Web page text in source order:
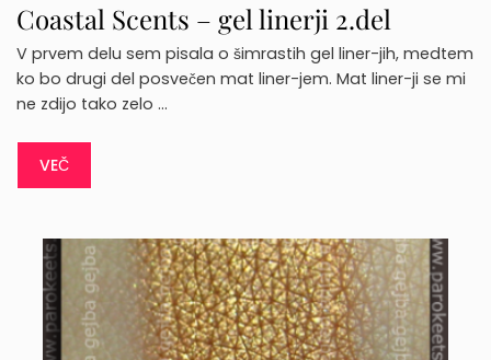
Coastal Scents – gel linerji 2.del
V prvem delu sem pisala o šimrastih gel liner-jih, medtem
ko bo drugi del posvečen mat liner-jem. Mat liner-ji se mi
ne zdijo tako zelo …
VEČ